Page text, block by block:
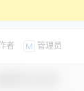
者 M 管理员